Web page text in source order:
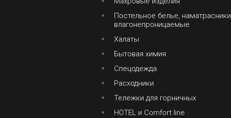
Постельное белье, наматрасники
влагонепроницаемые
Халаты
Бытовая химия
Спецодежда
Расходники
Тележки для горничных
HOTEL и Comfort line